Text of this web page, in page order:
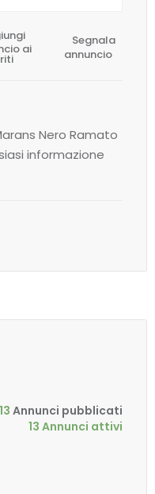
ai
Segnala
annuncio
Nero Ramato
informazione
13 Annunci pubblicati
13 Annunci attivi